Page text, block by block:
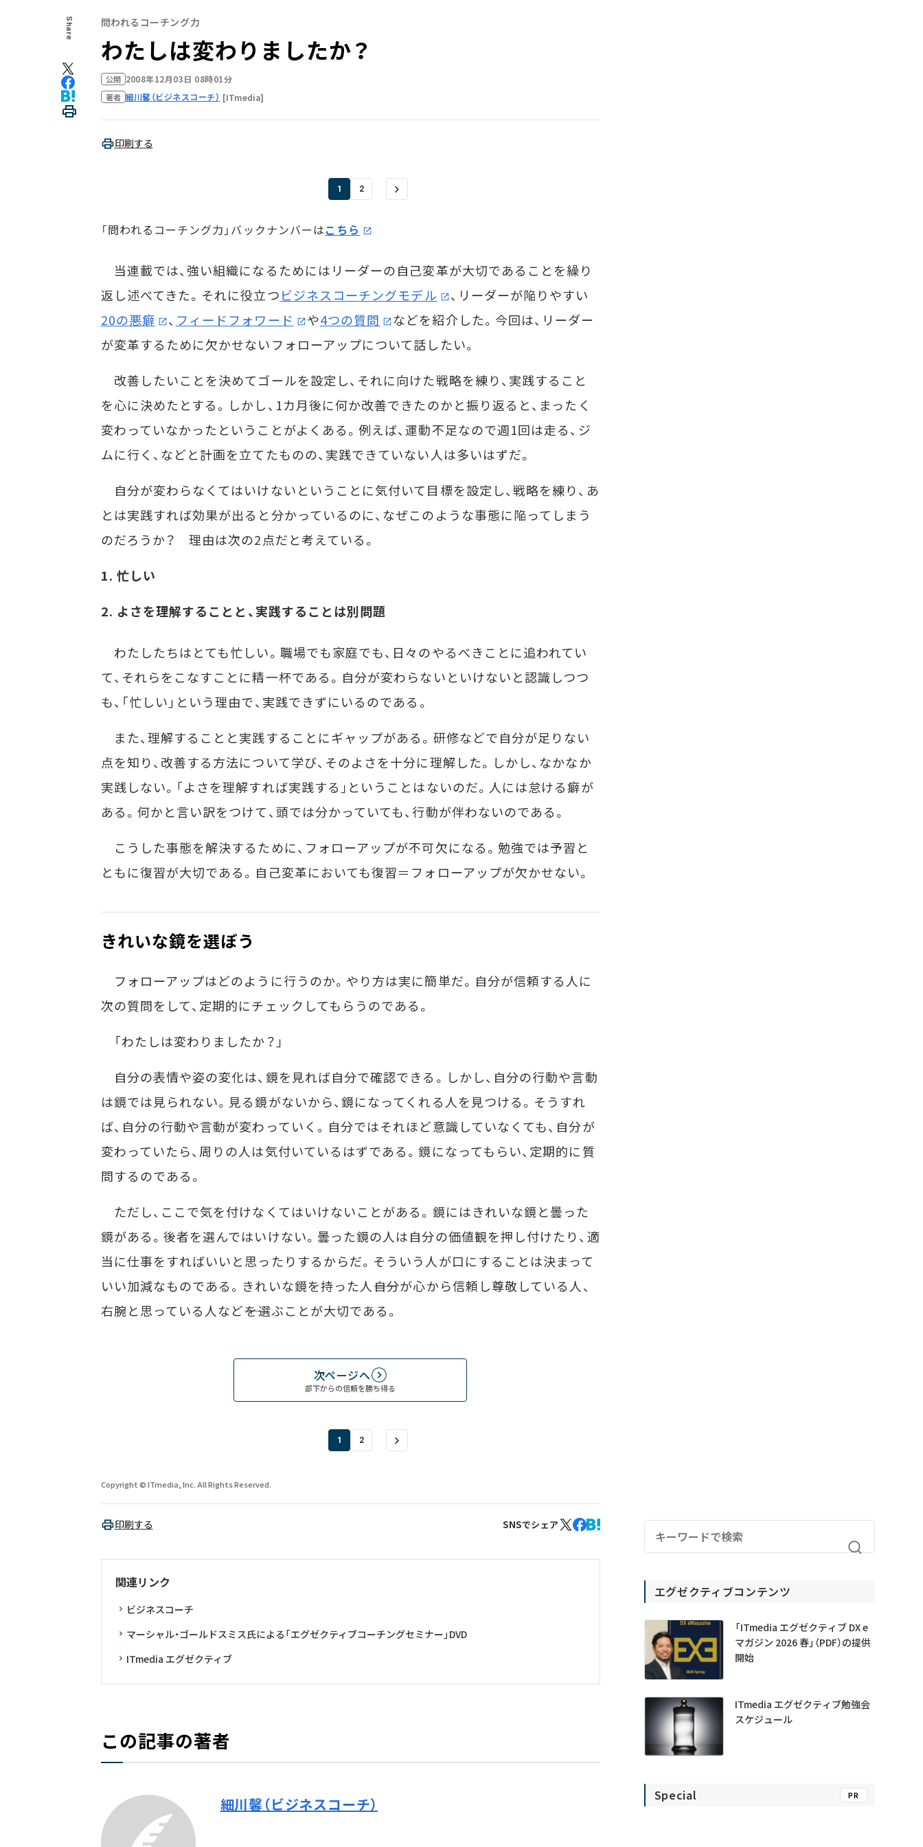
Share 問われるコーチング力
わたしは変わりましたか？
公開 2008年12月03日 08時01分
著者 細川馨（ビジネスコーチ） [ITmedia]
印刷する
1 2
「問われるコーチング力」バックナンバーはこちら
当連載では、強い組織になるためにはリーダーの自己変革が大切であることを繰り
返し述べてきた。それに役立つビジネスコーチングモデル
、リーダーが陥りやすい
20の悪癖
、 フィードフォワード や4つの質問
などを紹介した。今回は、リーダー
が変革するために欠かせないフォローアップについて話したい。
改善したいことを決めてゴールを設定し、それに向けた戦略を練り、実践すること
を心に決めたとする。しかし、1カ月後に何か改善できたのかと振り返ると、まったく
変わっていなかったということがよくある。例えば、運動不足なので週1回は走る、ジ
ムに行く、などと計画を立てたものの、実践できていない人は多いはずだ。
自分が変わらなくてはいけないということに気付いて目標を設定し、戦略を練り、あ
とは実践すれば効果が出ると分かっているのに、なぜこのような事態に陥ってしまう
のだろうか？ 理由は次の2点だと考えている。
1. 忙しい
2. よさを理解することと、実践することは別問題
わたしたちはとても忙しい。職場でも家庭でも、日々のやるべきことに追われてい
て、それらをこなすことに精一杯である。自分が変わらないといけないと認識しつつ
も、「忙しい」という理由で、実践できずにいるのである。
また、理解することと実践することにギャップがある。研修などで自分が足りない
点を知り、改善する方法について学び、そのよさを十分に理解した。しかし、なかなか
実践しない。｢よさを理解すれば実践する｣ということはないのだ。人には怠ける癖が
ある。何かと言い訳をつけて、頭では分かっていても、行動が伴わないのである。
こうした事態を解決するために、フォローアップが不可欠になる。勉強では予習と
ともに復習が大切である。自己変革においても復習＝フォローアップが欠かせない。
きれいな鏡を選ぼう
フォローアップはどのように行うのか。やり方は実に簡単だ。自分が信頼する人に
次の質問をして、定期的にチェックしてもらうのである。
「わたしは変わりましたか？」
自分の表情や姿の変化は、鏡を見れば自分で確認できる。しかし、自分の行動や言動
は鏡では見られない。見る鏡がないから、鏡になってくれる人を見つける。そうすれ
ば、自分の行動や言動が変わっていく。自分ではそれほど意識していなくても、自分が
変わっていたら、周りの人は気付いているはずである。鏡になってもらい、定期的に質
問するのである。
ただし、ここで気を付けなくてはいけないことがある。鏡にはきれいな鏡と曇った
鏡がある。後者を選んではいけない。曇った鏡の人は自分の価値観を押し付けたり、適
当に仕事をすればいいと思ったりするからだ。そういう人が口にすることは決まって
いい加減なものである。きれいな鏡を持った人――自分が心から信頼し尊敬している人、
右腕と思っている人など――を選ぶことが大切である。
次ページへ
部下からの信頼を勝ち得る
1 2
Copyright © ITmedia, Inc. All Rights Reserved.
印刷する SNSでシェア
関連リンク
ビジネスコーチ
マーシャル・ゴールドスミス氏による「エグゼクティブコーチングセミナー」DVD
ITmedia エグゼクティブ
この記事の著者
細川馨（ビジネスコーチ）
エグゼクティブコンテンツ
「ITmedia エグゼクティブ DX e
マガジン 2026 春」（PDF）の提供
開始
ITmedia エグゼクティブ勉強会
スケジュール
Special PR